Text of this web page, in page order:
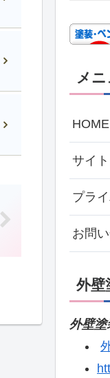
メ
HOME
サイ
プラ
お問
外壁
外壁